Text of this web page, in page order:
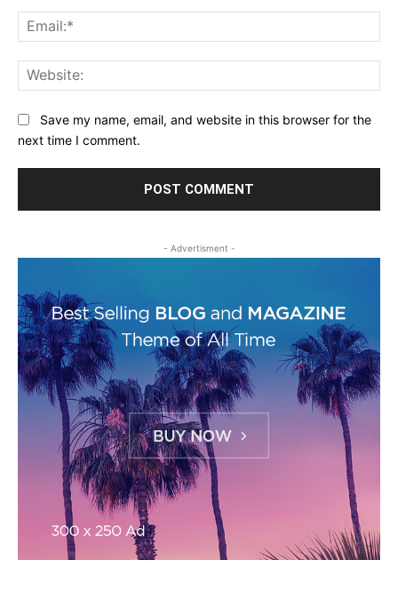
Save my name, email, and website in this browser for the
next time I comment.
- Advertisment -